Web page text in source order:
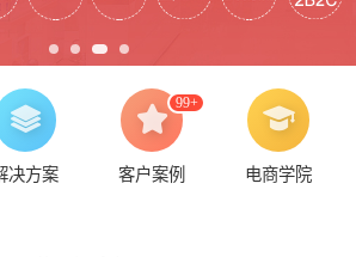

决方案
 99+
客户案例

电商学院